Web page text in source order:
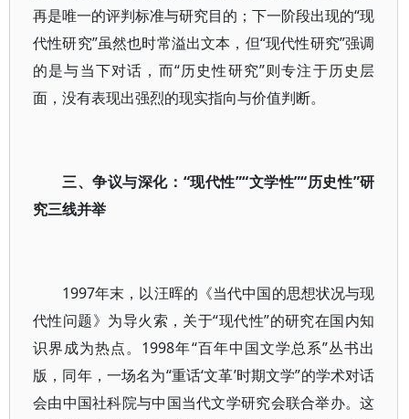
再是唯一的评判标准与研究目的；下一阶段出现的“现
代性研究”虽然也时常溢出文本，但“现代性研究”强调
的是与当下对话，而“历史性研究”则专注于历史层
面，没有表现出强烈的现实指向与价值判断。
三、争议与深化：“现代性”“文学性”“历史性”研
究三线并举
1997年末，以汪晖的《当代中国的思想状况与现
代性问题》为导火索，关于“现代性”的研究在国内知
识界成为热点。1998年“百年中国文学总系”丛书出
版，同年，一场名为“重话‘文革’时期文学”的学术对话
会由中国社科院与中国当代文学研究会联合举办。这